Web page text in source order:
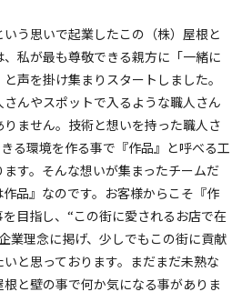
う思いで起業したこの（株）屋根と
私が最も尊敬できる親方に「一緒に
声を掛け集まりスタートしました。
んやスポットで入るような職人さん
ません。技術と想いを持った職人さ
る環境を作る事で『作品』と呼べる工
す。そんな想いが集まったチームだ
品』なのです。お客様からこそ『作
目指し、“この街に愛されるお店で在
業理念に掲げ、少しでもこの街に貢献
と思っております。まだまだ未熟な
と壁の事で何か気になる事がありま